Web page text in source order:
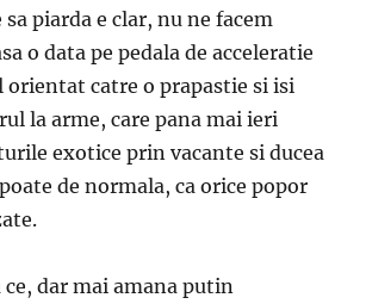
sa piarda e clar, nu ne facem
o data pe pedala de acceleratie
orientat catre o prapastie si isi
la arme, care pana mai ieri
exotice prin vacante si ducea
de normala, ca orice popor
ce, dar mai amana putin